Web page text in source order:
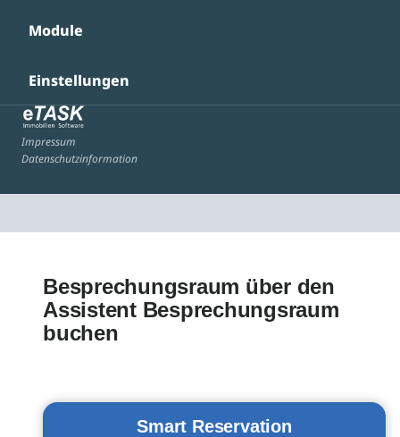
Module
Einstellungen
Impressum
Datenschutzinformation
Besprechungsraum über den
Assistent Besprechungsraum
buchen
Smart Reservation